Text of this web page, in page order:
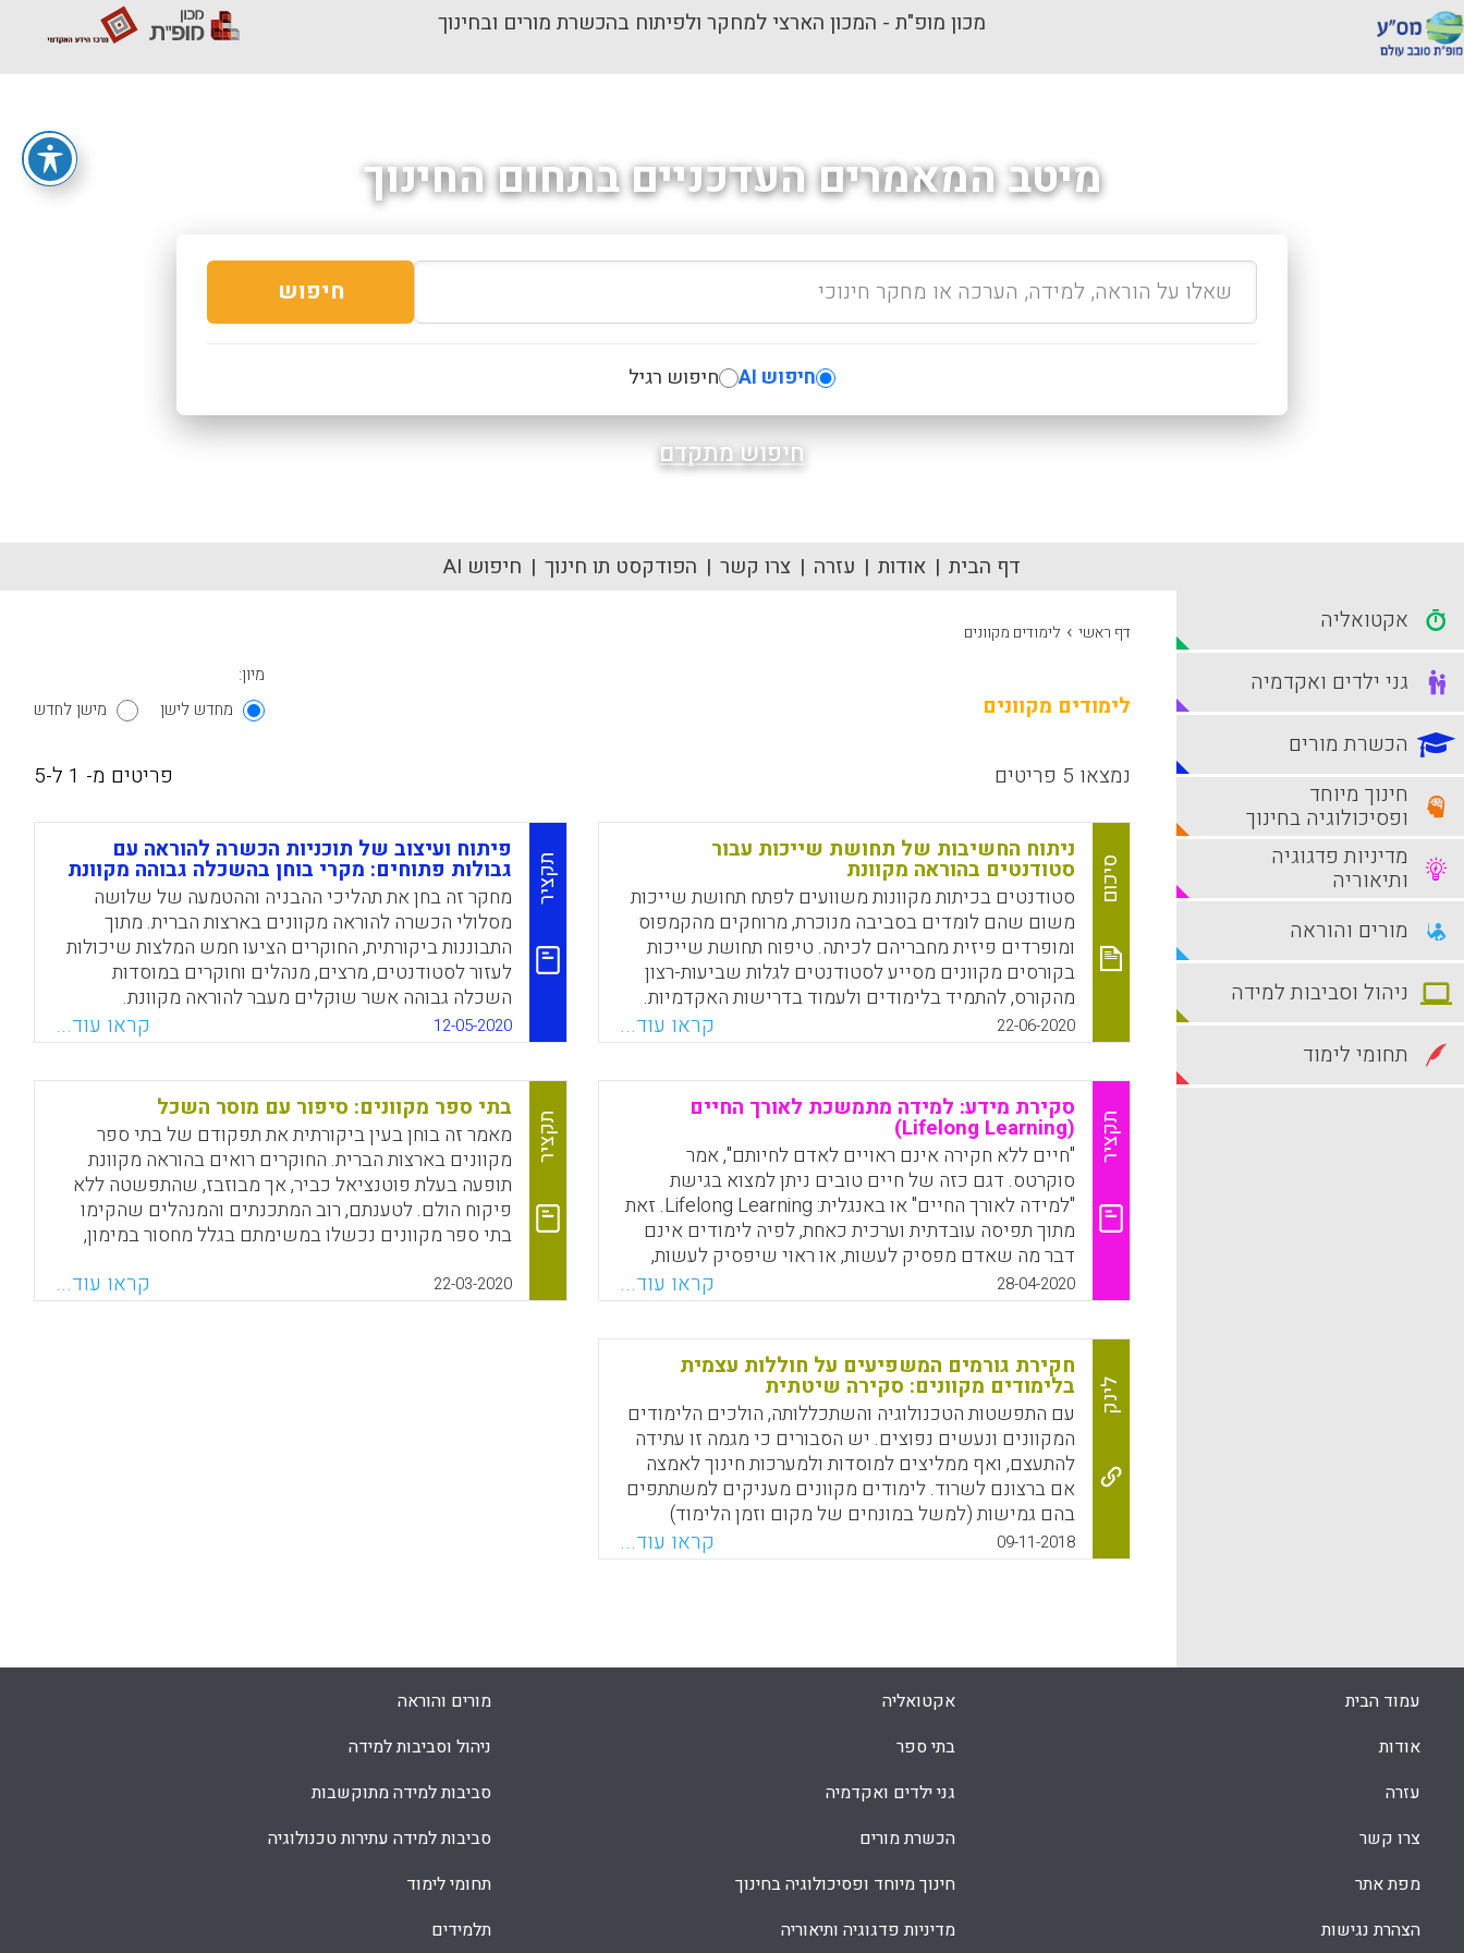
מכון מופ"ת - המכון הארצי למחקר ולפיתוח בהכשרת מורים ובחינוך
מיטב המאמרים העדכניים בתחום החינוך
חיפוש
חיפוש AI חיפוש רגיל
חיפוש מתקדם
דף הבית אודות עזרה צרו קשר הפודקסט תו חינוך חיפוש AI
דף ראשי › לימודים מקוונים
לימודים מקוונים
מיון:
מחדש לישן
מישן לחדש
נמצאו 5 פריטים פריטים מ- 1 ל-5
סיכום
ניתוח החשיבות של תחושת שייכות עבור
סטודנטים בהוראה מקוונת
סטודנטים בכיתות מקוונות משוועים לפתח תחושת שייכות
משום שהם לומדים בסביבה מנוכרת, מרוחקים מהקמפוס
ומופרדים פיזית מחבריהם לכיתה. טיפוח תחושת שייכות
בקורסים מקוונים מסייע לסטודנטים לגלות שביעות-רצון
מהקורס, להתמיד בלימודים ולעמוד בדרישות האקדמיות.
כמו כן, תחושה זו מייצרת אווירה נינוחה המעודדת חברויות
בין סטודנטים, נגישות למידע, גמישות מחשבתית, למידה
איכותית וקרבה למרצה. מאמר זה מציג פרקטיקות אשר
תורמות לטיפוח תחושת השייכות ומדווח על משתנים
הפוגעים בה.
WhatsApp
Facebook
Email
X
22-06-2020 קראו עוד...
תקציר
פיתוח ועיצוב של תוכניות הכשרה להוראה עם
גבולות פתוחים: מקרי בוחן בהשכלה גבוהה מקוונת
מחקר זה בחן את תהליכי ההבניה וההטמעה של שלושה
מסלולי הכשרה להוראה מקוונים בארצות הברית. מתוך
התבוננות ביקורתית, החוקרים הציעו חמש המלצות שיכולות
לעזור לסטודנטים, מרצים, מנהלים וחוקרים במוסדות
השכלה גבוהה אשר שוקלים מעבר להוראה מקוונת.
WhatsApp
Facebook
Email
X 12-05-2020 קראו עוד...
תקציר
סקירת מידע: למידה מתמשכת לאורך החיים
(Lifelong Learning)
"חיים ללא חקירה אינם ראויים לאדם לחיותם", אמר
סוקרטס. דגם כזה של חיים טובים ניתן למצוא בגישת
"למידה לאורך החיים" או באנגלית: Lifelong Learning. זאת
מתוך תפיסה עובדתית וערכית כאחת, לפיה לימודים אינם
דבר מה שאדם מפסיק לעשות, או ראוי שיפסיק לעשות,
ברגע שהוא מסיים את בית הספר. בסקירת מידע זו מוצגים
ארבעת היסודות של תפיסת הלמידה המתמשכת לאורך
החיים: ללמוד לדעת, ללמוד לעשות, ללמוד לחיות חיים
משותפים וללמוד להיות.
WhatsApp
Facebook
Email
X
28-04-2020 קראו עוד...
תקציר
בתי ספר מקוונים: סיפור עם מוסר השכל
מאמר זה בוחן בעין ביקורתית את תפקודם של בתי ספר
מקוונים בארצות הברית. החוקרים רואים בהוראה מקוונת
תופעה בעלת פוטנציאל כביר, אך מבוזבז, שהתפשטה ללא
פיקוח הולם. לטענתם, רוב המתכנתים והמנהלים שהקימו
בתי ספר מקוונים נכשלו במשימתם בגלל מחסור במימון,
WhatsApp
Facebook
Email
X 22-03-2020 קראו עוד...
לינק
חקירת גורמים המשפיעים על חוללות עצמית
בלימודים מקוונים: סקירה שיטתית
עם התפשטות הטכנולוגיה והשתכללותה, הולכים הלימודים
המקוונים ונעשים נפוצים. יש הסבורים כי מגמה זו עתידה
להתעצם, ואף ממליצים למוסדות ולמערכות חינוך לאמצה
אם ברצונם לשרוד. לימודים מקוונים מעניקים למשתתפים
בהם גמישות (למשל במונחים של מקום וזמן הלימוד)
ומאפשרים לתלמידים ליצור אינטראקציות עם אוכלוסיות
מגוונות של מורים ושל לומדים אחרים, היכולים להימצא
WhatsApp
Facebook
Email
X
09-11-2018 קראו עוד...
אקטואליה
גני ילדים ואקדמיה
הכשרת מורים
חינוך מיוחד
ופסיכולוגיה בחינוך
מדיניות פדגוגיה
ותיאוריה
מורים והוראה
ניהול וסביבות למידה
תחומי לימוד
עמוד הבית
אודות
עזרה
צרו קשר
מפת אתר
הצהרת נגישות
אקטואליה
בתי ספר
גני ילדים ואקדמיה
הכשרת מורים
חינוך מיוחד ופסיכולוגיה בחינוך
מדיניות פדגוגיה ותיאוריה
מורים והוראה
ניהול וסביבות למידה
סביבות למידה מתוקשבות
סביבות למידה עתירות טכנולוגיה
תחומי לימוד
תלמידים